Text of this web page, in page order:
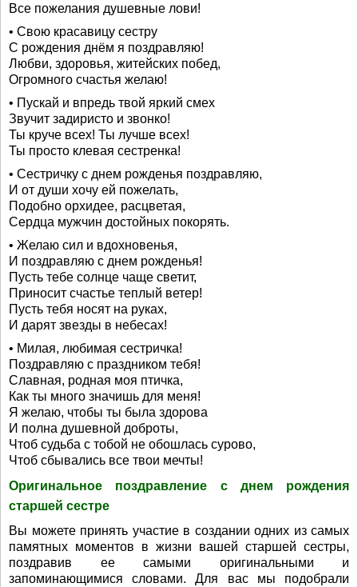
Все пожелания душевные лови!
• Свою красавицу сестру
С рождения днём я поздравляю!
Любви, здоровья, житейских побед,
Огромного счастья желаю!
• Пускай и впредь твой яркий смех
Звучит задиристо и звонко!
Ты круче всех! Ты лучше всех!
Ты просто клевая сестренка!
• Сестричку с днем рожденья поздравляю,
И от души хочу ей пожелать,
Подобно орхидее, расцветая,
Сердца мужчин достойных покорять.
• Желаю сил и вдохновенья,
И поздравляю с днем рожденья!
Пусть тебе солнце чаще светит,
Приносит счастье теплый ветер!
Пусть тебя носят на руках,
И дарят звезды в небесах!
• Милая, любимая сестричка!
Поздравляю с праздником тебя!
Славная, родная моя птичка,
Как ты много значишь для меня!
Я желаю, чтобы ты была здорова
И полна душевной доброты,
Чтоб судьба с тобой не обошлась сурово,
Чтоб сбывались все твои мечты!
Оригинальное поздравление с днем рождения
старшей сестре
Вы можете принять участие в создании одних из самых
памятных моментов в жизни вашей старшей сестры,
поздравив ее самыми оригинальными и
запоминающимися словами. Для вас мы подобрали